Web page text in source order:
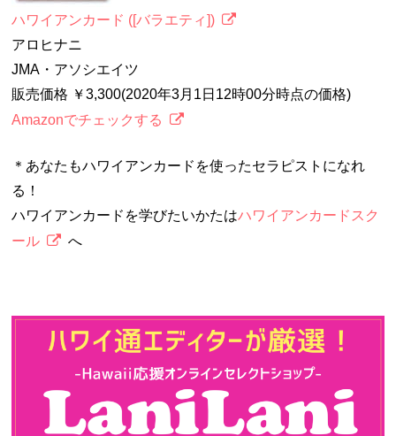
ハワイアンカード ([バラエティ])
アロヒナニ
JMA・アソシエイツ
販売価格 ￥3,300(2020年3月1日12時00分時点の価格)
Amazonでチェックする
＊あなたもハワイアンカードを使ったセラピストになれ
る！
ハワイアンカードを学びたいかたはハワイアンカードスク
ール
へ